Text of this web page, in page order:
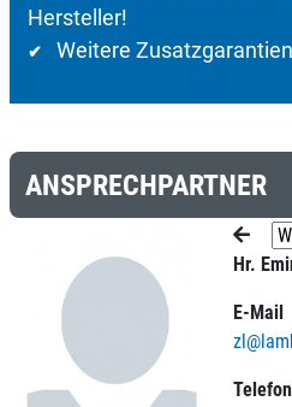
Hersteller!
✔ Weitere
ANSPRECHPARTNER
Hr.
E-Mail